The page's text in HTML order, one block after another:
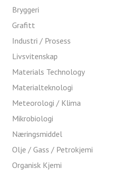
Bryggeri
Grafitt
Industri / Prosess
Livsvitenskap
Materials Technology
Materialteknologi
Meteorologi / Klima
Mikrobiologi
Næringsmiddel
Olje / Gass / Petrokjemi
Organisk Kjemi